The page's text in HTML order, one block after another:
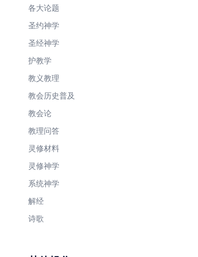
各大论题
圣约神学
圣经神学
护教学
教义教理
教会历史普及
教会论
教理问答
灵修材料
灵修神学
系统神学
解经
诗歌